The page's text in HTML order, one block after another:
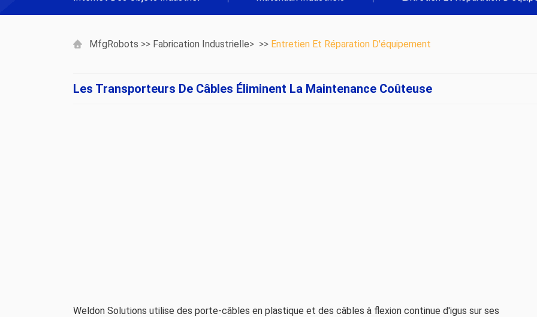
MfgRobots >> Fabrication Industrielle> >> Entretien Et Réparation D'équipement
Les Transporteurs De Câbles Éliminent La Maintenance Coûteuse
Weldon Solutions utilise des porte-câbles en plastique et des câbles à flexion continue d'igus sur ses